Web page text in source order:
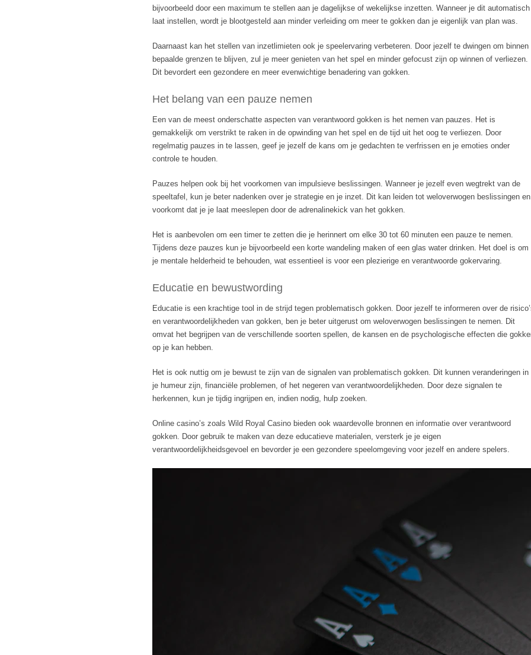
bijvoorbeeld door een maximum te stellen aan je dagelijkse of wekelijkse inzetten. Wanneer je dit automatisch
laat instellen, wordt je blootgesteld aan minder verleiding om meer te gokken dan je eigenlijk van plan was.
Daarnaast kan het stellen van inzetlimieten ook je speelervaring verbeteren. Door jezelf te dwingen om binnen
bepaalde grenzen te blijven, zul je meer genieten van het spel en minder gefocust zijn op winnen of verliezen.
Dit bevordert een gezondere en meer evenwichtige benadering van gokken.
Het belang van een pauze nemen
Een van de meest onderschatte aspecten van verantwoord gokken is het nemen van pauzes. Het is
gemakkelijk om verstrikt te raken in de opwinding van het spel en de tijd uit het oog te verliezen. Door
regelmatig pauzes in te lassen, geef je jezelf de kans om je gedachten te verfrissen en je emoties onder
controle te houden.
Pauzes helpen ook bij het voorkomen van impulsieve beslissingen. Wanneer je jezelf even wegtrekt van de
speeltafel, kun je beter nadenken over je strategie en je inzet. Dit kan leiden tot weloverwogen beslissingen en
voorkomt dat je je laat meeslepen door de adrenalinekick van het gokken.
Het is aanbevolen om een timer te zetten die je herinnert om elke 30 tot 60 minuten een pauze te nemen.
Tijdens deze pauzes kun je bijvoorbeeld een korte wandeling maken of een glas water drinken. Het doel is om
je mentale helderheid te behouden, wat essentieel is voor een plezierige en verantwoorde gokervaring.
Educatie en bewustwording
Educatie is een krachtige tool in de strijd tegen problematisch gokken. Door jezelf te informeren over de
en verantwoordelijkheden van gokken, ben je beter uitgerust om weloverwogen beslissingen te nemen. Dit
omvat het begrijpen van de verschillende soorten spellen, de kansen en de psychologische effecten die
op je kan hebben.
Het is ook nuttig om je bewust te zijn van de signalen van problematisch gokken. Dit kunnen veranderingen in
je humeur zijn, financiële problemen, of het negeren van verantwoordelijkheden. Door deze signalen te
herkennen, kun je tijdig ingrijpen en, indien nodig, hulp zoeken.
Online casino’s zoals Wild Royal Casino bieden ook waardevolle bronnen en informatie over verantwoord
gokken. Door gebruik te maken van deze educatieve materialen, versterk je je eigen
verantwoordelijkheidsgevoel en bevorder je een gezondere speelomgeving voor jezelf en andere spelers.